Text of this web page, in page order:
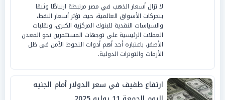
لا تزال أسعار الذهب في مصر مرتبطة ارتباطًا وثيقا
بتحركات الأسواق العالمية، حيث تؤثر أسعار النفط،
والسياسات النقدية للبنوك المركزية الكبرى، وتقلبات
العملات الرئيسية على توجهات المستثمرين نحو المعدن
الأصفر، باعتباره أحد أهم أدوات التحوط الآمن في ظل
الأزمات والتوترات الدولية.
ارتفاع طفيف في سعر الدولار أمام الجنيه